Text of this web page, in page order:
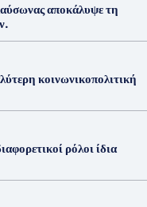
αποκάλυψε τη
κοινωνικοπολιτική
ρόλοι ίδια